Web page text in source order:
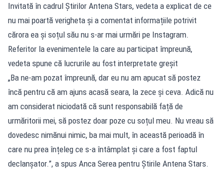
Invitată în cadrul Știrilor Antena Stars, vedeta a explicat de ce
nu mai poartă verigheta și a comentat informațiile potrivit
cărora ea și soțul său nu s-ar mai urmări pe Instagram.
Referitor la evenimentele la care au participat împreună,
vedeta spune că lucrurile au fost interpretate greșit
„Ba ne-am pozat împreună, dar eu nu am apucat să postez
încă pentru că am ajuns acasă seara, la zece și ceva. Adică nu
am considerat niciodată că sunt responsabilă față de
urmăritorii mei, să postez doar poze cu soțul meu. Nu vreau să
dovedesc nimănui nimic, ba mai mult, în această perioadă în
care nu prea înțeleg ce s-a întâmplat și care a fost faptul
declanșator.”, a spus Anca Serea pentru Știrile Antena Stars.